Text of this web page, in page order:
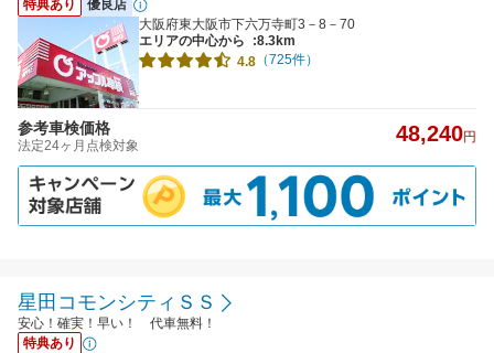
特典あり
優良店
大阪府東大阪市下六万寺町3－8－70
エリアの中心から
:8.3km
4.8 （725件）
参考車検価格
法定24ヶ月点検対象 48,240円
星田コモンシティＳＳ
安心！確実！早い！ 代車無料！
特典あり